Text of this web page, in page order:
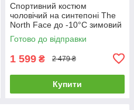
Спортивний костюм
чоловічий на синтепоні The
North Face до -10°C зимовий
теплий тнф чорний
Готово до відправки
1 599 ₴ 2 479 ₴
Купити